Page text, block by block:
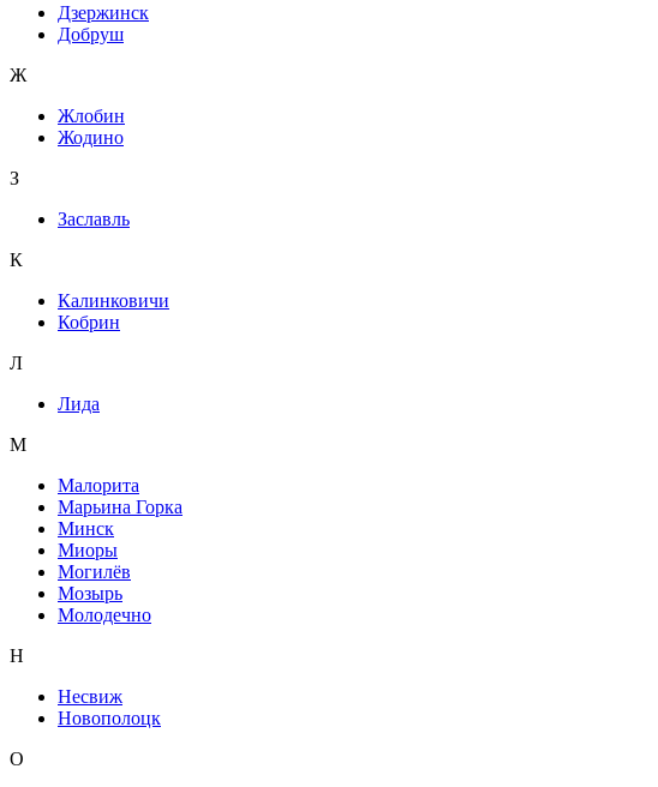
Дзержинск
Добруш
Ж
Жлобин
Жодино
З
Заславль
К
Калинковичи
Кобрин
Л
Лида
М
Малорита
Марьина Горка
Минск
Миоры
Могилёв
Мозырь
Молодечно
Н
Несвиж
Новополоцк
О